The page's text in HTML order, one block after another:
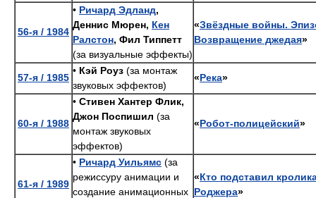
56-я / 1984
• Ричард Эдланд,
Деннис Мюрен, Кен
Ралстон, Фил Типпетт
(за визуальные эффекты)
«Звёздные войны.
Возвращение джедая»
57-я / 1985
• Кэй Роуз (за монтаж
звуковых эффектов)
«Река»
60-я / 1988
• Стивен Хантер Флик,
Джон Поспишил (за
монтаж звуковых
эффектов)
«Робот-полицейский»
61-я / 1989
• Ричард Уильямс (за
режиссуру анимации и
создание анимационных
«Кто подставил
Роджера»